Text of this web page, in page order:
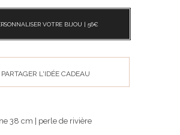
VOTRE BIJOU | 56€
PARTAGER L'IDÉE CADEAU
38 cm | perle de rivière